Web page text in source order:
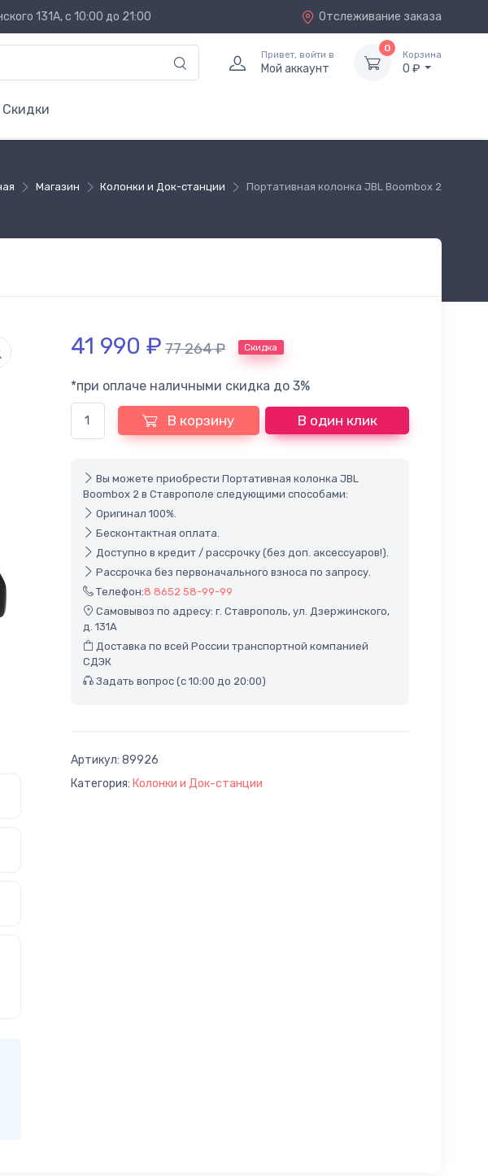
131А, с 10:00 до 21:00 Отслеживание заказа
Привет, войти в
Мой аккаунт
0
Корзина
0 ₽
Магазин Колонки и Док-станции Портативная колонка JBL Boombox 2
41 990 ₽ 77 264₽ Скидка
*при оплаче наличными скидка до 3%
В корзину В один клик
Вы можете приобрести Портативная колонка JBL
Boombox 2 в Ставрополе следующими способами:
Оригинал 100%.
Бесконтактная оплата.
Доступно в кредит / рассрочку (без доп. аксессуаров!).
Рассрочка без первоначального взноса по запросу.
Телефон:8 8652 58-99-99
Самовывоз по адресу: г. Ставрополь, ул. Дзержинского,
д. 131А
Доставка по всей России транспортной компанией
СДЭК
Задать вопрос (с 10:00 до 20:00)
Артикул: 89926
Категория: Колонки и Док-станции